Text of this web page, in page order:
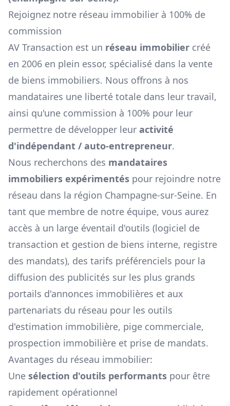
Rejoignez notre réseau immobilier à 100% de
commission
AV Transaction est un réseau immobilier créé
en 2006 en plein essor, spécialisé dans la vente
de biens immobiliers. Nous offrons à nos
mandataires une liberté totale dans leur travail,
ainsi qu'une commission à 100% pour leur
permettre de développer leur activité
d'indépendant / auto-entrepreneur.
Nous recherchons des mandataires
immobiliers expérimentés pour rejoindre notre
réseau dans la région Champagne-sur-Seine. En
tant que membre de notre équipe, vous aurez
accès à un large éventail d'outils (logiciel de
transaction et gestion de biens interne, registre
des mandats), des tarifs préférenciels pour la
diffusion des publicités sur les plus grands
portails d'annonces immobilières et aux
partenariats du réseau pour les outils
d'estimation immobilière, pige commerciale,
prospection immobilière et prise de mandats.
Avantages du réseau immobilier:
Une sélection d'outils performants pour être
rapidement opérationnel